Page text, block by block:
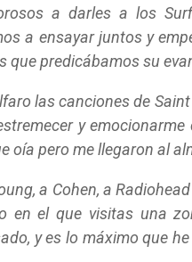
a darles a los
a ensayar juntos y
que predicábamos su
las canciones de
y emocionarme
oía pero me llegaron al
a Cohen, a
en el que visitas una
y es lo máximo que